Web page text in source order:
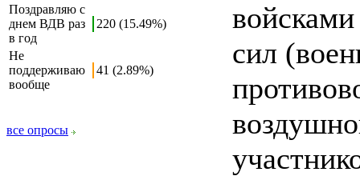
Поздравляю с
днем ВДВ раз
в год
220 (15.49%)
Не
поддерживаю
вообще
41 (2.89%)
все опросы
сил